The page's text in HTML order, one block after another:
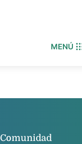
MENÚ
Comunidad